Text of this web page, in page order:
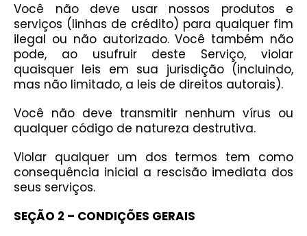
Você não deve usar nossos produtos e
serviços (linhas de crédito) para qualquer fim
ilegal ou não autorizado. Você também não
pode, ao usufruir deste Serviço, violar
quaisquer leis em sua jurisdição (incluindo,
mas não limitado, a leis de direitos autorais).
Você não deve transmitir nenhum vírus ou
qualquer código de natureza destrutiva.
Violar qualquer um dos termos tem como
consequência inicial a rescisão imediata dos
seus serviços.
SEÇÃO 2 – CONDIÇÕES GERAIS